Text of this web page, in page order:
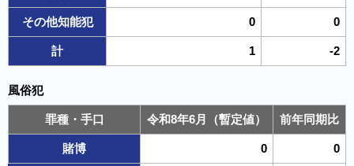
その他知能犯 0 0
計 1 -2
風俗犯
罪種・手口 令和8年6月（暫定値） 前年同期比
賭博 0 0